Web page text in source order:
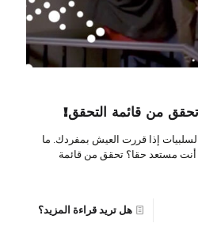
من قائمة التحقق!
إذا قررت العيش بمفردك. ما
أنت مستعد حقا؟ تحقق من قائمة
هل تريد قراءة المزيد؟